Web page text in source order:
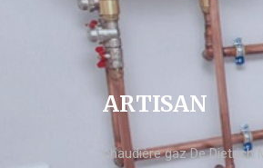
ARTISAN
chaudière gaz De Dietrich